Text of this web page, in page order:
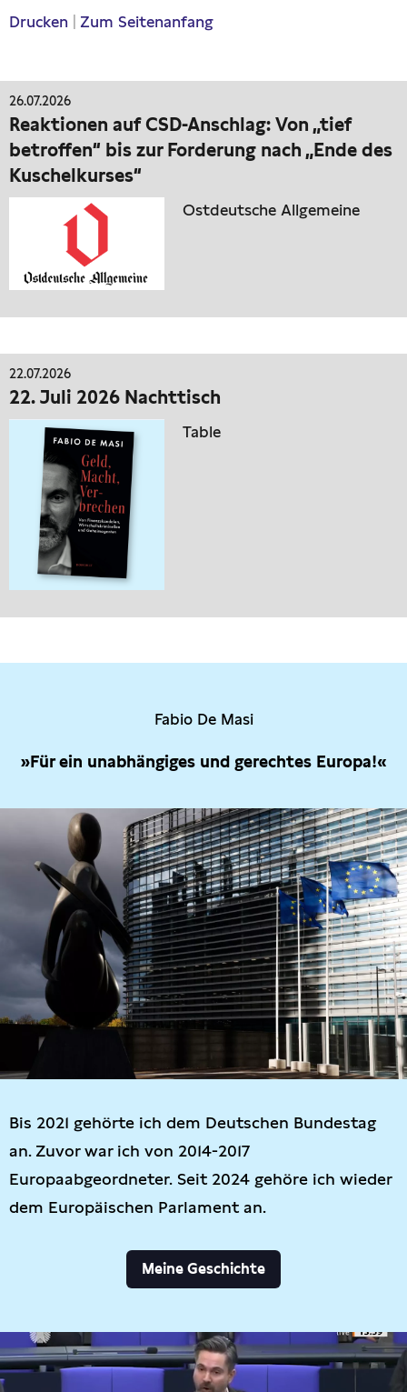
Drucken Zum Seitenanfang
26.07.2026
Reaktionen auf CSD-Anschlag: Von „tief
betroffen“ bis zur Forderung nach „Ende des
Kuschelkurses“
Ostdeutsche Allgemeine
22.07.2026
22. Juli 2026 Nachttisch
Table
Fabio De Masi
»Für ein unabhängiges und gerechtes Europa!«
Bis 2021 gehörte ich dem Deutschen Bundestag
an. Zuvor war ich von 2014-2017
Europaabgeordneter. Seit 2024 gehöre ich wieder
dem Europäischen Parlament an.
Meine Geschichte